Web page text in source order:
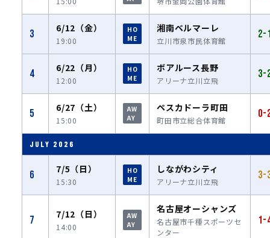
3 6/12（金）
19:00
HO
ME
湘南ベルマーレ
立川市泉市民体育館
2-
4 6/22（月）
12:00
HO
ME
ボアルース長野
アリーナ立川立飛
3-
5 6/27（土）
15:00
AW
AY
ペスカドーラ町田
町田市立総合体育館
0-
JULY 2026
6 7/5（日）
15:30
HO
ME
しながわシティ
アリーナ立川立飛
3-
7 7/12（日）
14:00
AW
AY
名古屋オーシャンズ
名古屋市千種スポーツセ
ンター
1-